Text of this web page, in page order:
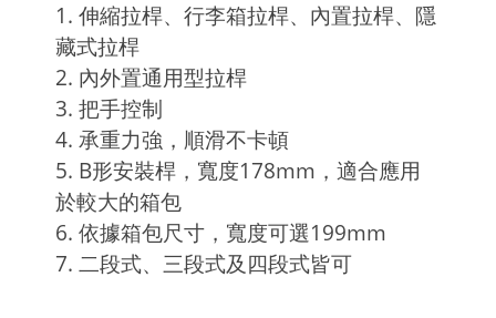
1. 伸縮拉桿、行李箱拉桿、內置拉桿、隱
藏式拉桿
2. 內外置通用型拉桿
3. 把手控制
4. 承重力強，順滑不卡頓
5. B形安裝桿，寬度178mm，適合應用
於較大的箱包
6. 依據箱包尺寸，寬度可選199mm
7. 二段式、三段式及四段式皆可